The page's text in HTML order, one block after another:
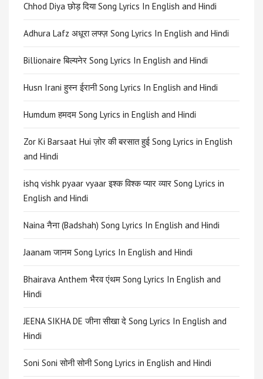
Chhod Diya छोड़ दिया Song Lyrics In English and Hindi
Adhura Lafz अधूरा लफ्ज़ Song Lyrics In English and Hindi
Billionaire बिल्यनेर Song Lyrics In English and Hindi
Husn Irani हुस्न ईरानी Song Lyrics In English and Hindi
Humdum हमदम Song Lyrics in English and Hindi
Zor Ki Barsaat Hui ज़ोर की बरसात हुई Song Lyrics in English
and Hindi
ishq vishk pyaar vyaar इश्क विश्क प्यार व्यार Song Lyrics in
English and Hindi
Naina नैना (Badshah) Song Lyrics In English and Hindi
Jaanam जानम Song Lyrics In English and Hindi
Bhairava Anthem भैरव एंथम Song Lyrics In English and
Hindi
JEENA SIKHA DE जीना सीखा दे Song Lyrics In English and
Hindi
Soni Soni सोनी सोनी Song Lyrics in English and Hindi